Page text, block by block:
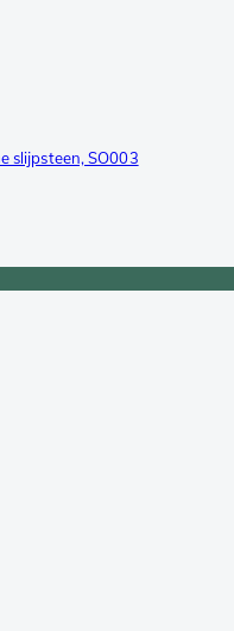
slijpsteen, SO003